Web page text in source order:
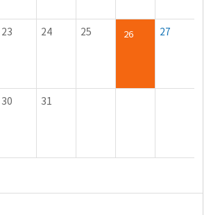
23 24 25 26 27
30 31